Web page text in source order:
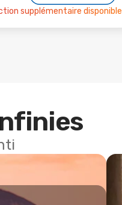
supplémentaire disponible